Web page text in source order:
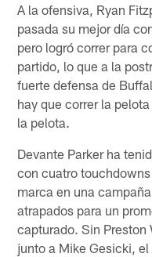
A la ofensiva, Ryan
pasada su mejor día
pero logró correr para
partido, lo que a la
fuerte defensa de
hay que correr la
la pelota.
Devante Parker ha
con cuatro
marca en una
atrapados para un
capturado. Sin Preston
junto a Mike Gesicki,